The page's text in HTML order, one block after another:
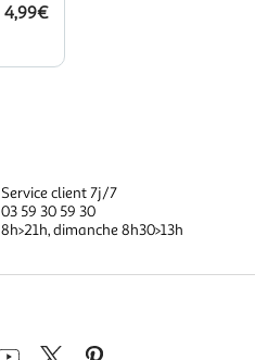
4,99€
Service client 7j/7
03 59 30 59 30
8h>21h, dimanche 8h30>13h